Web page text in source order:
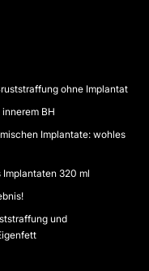
ohne Implantat
BH
Implantate: wohles
320 ml
und